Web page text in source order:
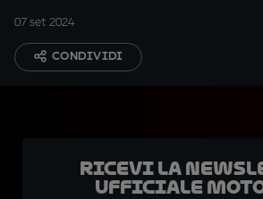
07 set 2024
CONDIVIDI
Ricevi la
ufficiale